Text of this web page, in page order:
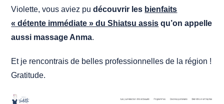
Violette, vous aviez pudécouvrir les bienfaits
« détente immédiate » du Shiatsu assis qu’on appelle
aussi massage Anma.
Et je rencontrais de belles professionnelles de la région !
Gratitude.